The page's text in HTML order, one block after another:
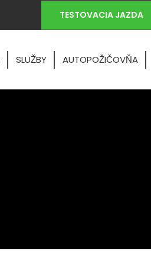
TESTOVACIA JAZDA
SLUŽBY AUTOPOŽIČOVŇA